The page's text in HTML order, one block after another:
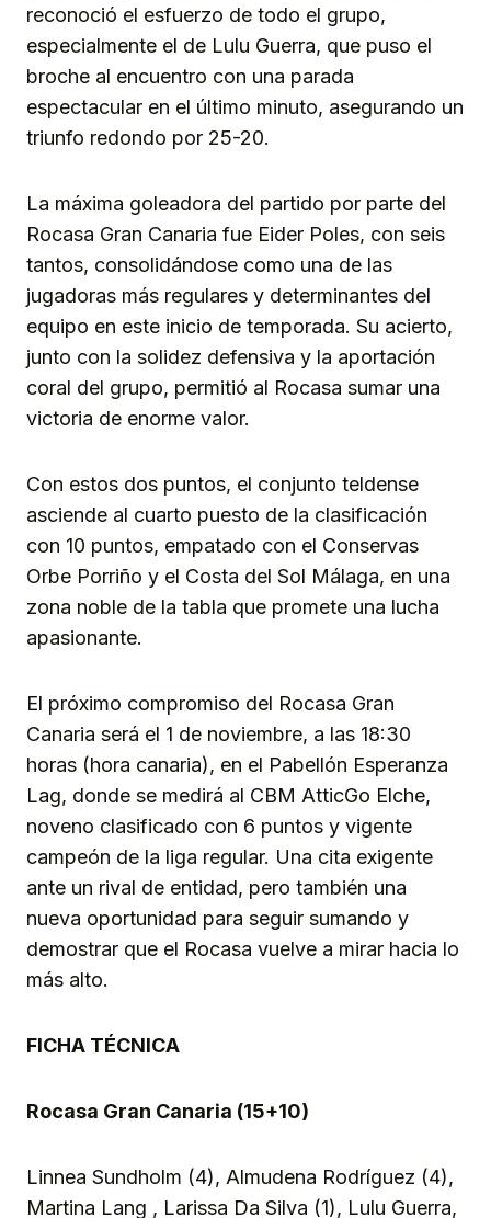
reconoció el esfuerzo de todo el grupo,
especialmente el de Lulu Guerra, que puso el
broche al encuentro con una parada
espectacular en el último minuto, asegurando un
triunfo redondo por 25-20.
La máxima goleadora del partido por parte del
Rocasa Gran Canaria fue Eider Poles, con seis
tantos, consolidándose como una de las
jugadoras más regulares y determinantes del
equipo en este inicio de temporada. Su acierto,
junto con la solidez defensiva y la aportación
coral del grupo, permitió al Rocasa sumar una
victoria de enorme valor.
Con estos dos puntos, el conjunto teldense
asciende al cuarto puesto de la clasificación
con 10 puntos, empatado con el Conservas
Orbe Porriño y el Costa del Sol Málaga, en una
zona noble de la tabla que promete una lucha
apasionante.
El próximo compromiso del Rocasa Gran
Canaria será el 1 de noviembre, a las 18:30
horas (hora canaria), en el Pabellón Esperanza
Lag, donde se medirá al CBM AtticGo Elche,
noveno clasificado con 6 puntos y vigente
campeón de la liga regular. Una cita exigente
ante un rival de entidad, pero también una
nueva oportunidad para seguir sumando y
demostrar que el Rocasa vuelve a mirar hacia lo
más alto.
FICHA TÉCNICA
Rocasa Gran Canaria (15+10)
Linnea Sundholm (4), Almudena Rodríguez (4),
Martina Lang , Larissa Da Silva (1), Lulu Guerra,